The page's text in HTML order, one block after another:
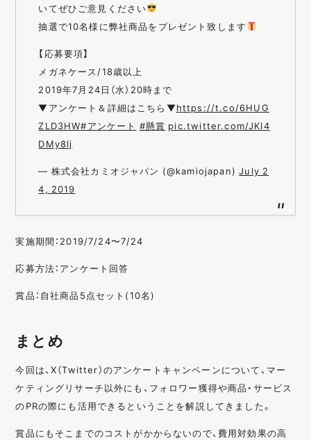
いてぜひご意見ください
抽選で10名様に弊社商品をプレゼント致します
【応募要項】
メガネケース/18歳以上
2019年7月24日（水）20時まで
▼アンケート＆詳細はこちら▼https://t.co/6HUG
ZLD3HW#アンケート #懸賞 pic.twitter.com/JKI4
DMy8lj
— 株式会社カミオジャパン (@kamiojapan)July 2
4, 2019
実施期間：2019/7/24〜7/24
応募方法：アンケート回答
賞品：自社商品5点セット(10名)
まとめ
今回は、X（Twitter）のアンケートキャンペーンについて、マー
ケティングリサーチ以外にも、フォロワー獲得や商品・サービス
のPRの際にも活用できるということを解説してきました。
賞品にもそこまでのコストがかからないので、費用対効果の高